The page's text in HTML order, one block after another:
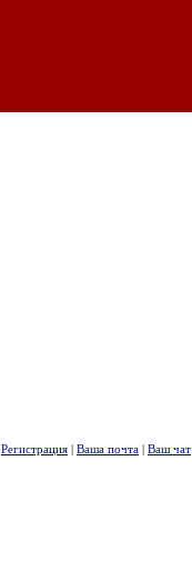
Регистрация | Ваша почта | Ваш чат